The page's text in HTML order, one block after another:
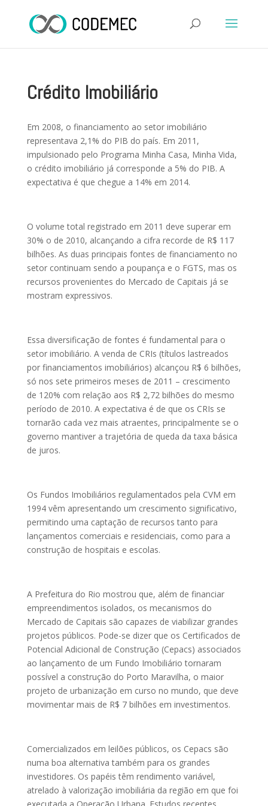
Crédito Imobiliário
Em 2008, o financiamento ao setor imobiliário
representava 2,1% do PIB do país. Em 2011,
impulsionado pelo Programa Minha Casa, Minha Vida,
o crédito imobiliário já corresponde a 5% do PIB. A
expectativa é que chegue a 14% em 2014.
O volume total registrado em 2011 deve superar em
30% o de 2010, alcançando a cifra recorde de R$ 117
bilhões. As duas principais fontes de financiamento no
setor continuam sendo a poupança e o FGTS, mas os
recursos provenientes do Mercado de Capitais já se
mostram expressivos.
Essa diversificação de fontes é fundamental para o
setor imobiliário. A venda de CRIs (títulos lastreados
por financiamentos imobiliários) alcançou R$ 6 bilhões,
só nos sete primeiros meses de 2011 – crescimento
de 120% com relação aos R$ 2,72 bilhões do mesmo
período de 2010. A expectativa é de que os CRIs se
tornarão cada vez mais atraentes, principalmente se o
governo mantiver a trajetória de queda da taxa básica
de juros.
Os Fundos Imobiliários regulamentados pela CVM em
1994 vêm apresentando um crescimento significativo,
permitindo uma captação de recursos tanto para
lançamentos comerciais e residenciais, como para a
construção de hospitais e escolas.
A Prefeitura do Rio mostrou que, além de financiar
empreendimentos isolados, os mecanismos do
Mercado de Capitais são capazes de viabilizar grandes
projetos públicos. Pode-se dizer que os Certificados de
Potencial Adicional de Construção (Cepacs) associados
ao lançamento de um Fundo Imobiliário tornaram
possível a construção do Porto Maravilha, o maior
projeto de urbanização em curso no mundo, que deve
movimentar mais de R$ 7 bilhões em investimentos.
Comercializados em leilões públicos, os Cepacs são
numa boa alternativa também para os grandes
investidores. Os papéis têm rendimento variável,
atrelado à valorização imobiliária da região em que foi